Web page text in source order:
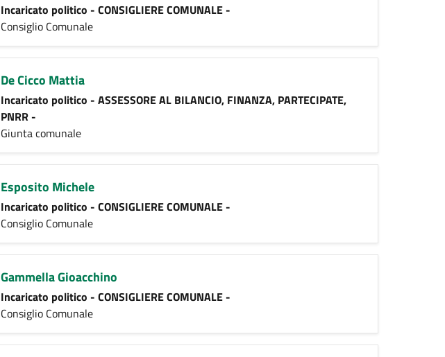
Incaricato politico - CONSIGLIERE COMUNALE -
Consiglio Comunale
De Cicco Mattia
Incaricato politico - ASSESSORE AL BILANCIO, FINANZA, PARTECIPATE,
PNRR -
Giunta comunale
Esposito Michele
Incaricato politico - CONSIGLIERE COMUNALE -
Consiglio Comunale
Gammella Gioacchino
Incaricato politico - CONSIGLIERE COMUNALE -
Consiglio Comunale